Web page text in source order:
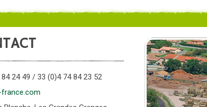
24 49 / 33 (0)4 74 84 23 52